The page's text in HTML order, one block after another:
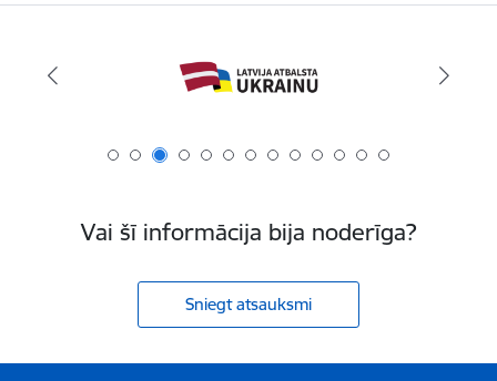
Vai šī informācija bija noderīga?
Sniegt atsauksmi